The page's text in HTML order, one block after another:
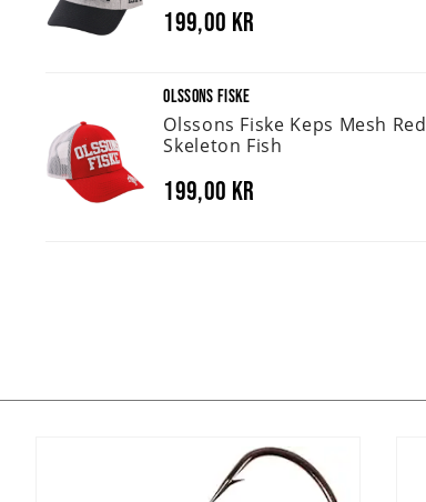
199,00 kr
OLSSONS FISKE
Olssons Fiske Keps Mesh Red
Skeleton Fish
199,00 kr